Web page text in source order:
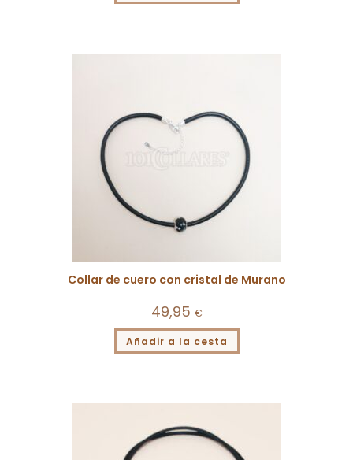
Collar de cuero con cristal de Murano
49,95 €
Añadir a la cesta